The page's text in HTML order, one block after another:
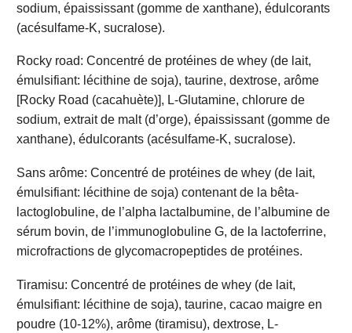
sodium, épaississant (gomme de xanthane), édulcorants
(acésulfame-K, sucralose).
Rocky road: Concentré de protéines de whey (de lait,
émulsifiant: lécithine de soja), taurine, dextrose, arôme
[Rocky Road (cacahuète)], L-Glutamine, chlorure de
sodium, extrait de malt (d’orge), épaississant (gomme de
xanthane), édulcorants (acésulfame-K, sucralose).
Sans arôme: Concentré de protéines de whey (de lait,
émulsifiant: lécithine de soja) contenant de la bêta-
lactoglobuline, de l’alpha lactalbumine, de l’albumine de
sérum bovin, de l’immunoglobuline G, de la lactoferrine,
microfractions de glycomacropeptides de protéines.
Tiramisu: Concentré de protéines de whey (de lait,
émulsifiant: lécithine de soja), taurine, cacao maigre en
poudre (10-12%), arôme (tiramisu), dextrose, L-